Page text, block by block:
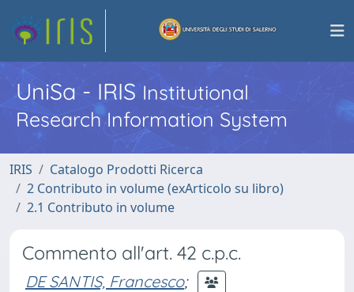
UniSa - IRISInstitutional
Research Information System
IRIS
Catalogo Prodotti Ricerca
2 Contributo in volume (exArticolo su libro)
2.1 Contributo in volume
Commento all'art. 42 c.p.c.
DE SANTIS, Francesco;